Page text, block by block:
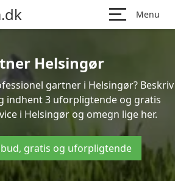
Menu
Helsingør
gartner i Helsingør? Beskriv
indhent 3 uforpligtende og gratis
i Helsingør og omegn lige her.
gratis og uforpligtende